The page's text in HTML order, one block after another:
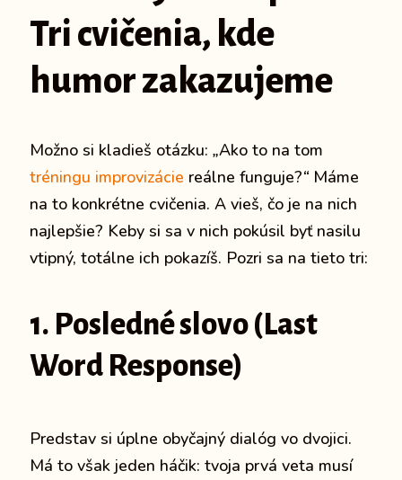
Tri cvičenia, kde
humor zakazujeme
Možno si kladieš otázku: „Ako to na tom
tréningu improvizácie reálne funguje?“Máme
na to konkrétne cvičenia. A vieš, čo je na nich
najlepšie? Keby si sa v nich pokúsil byť nasilu
vtipný, totálne ich pokazíš. Pozri sa na tieto tri:
1. Posledné slovo (Last
Word Response)
Predstav si úplne obyčajný dialóg vo dvojici.
Má to však jeden háčik: tvoja prvá veta musí